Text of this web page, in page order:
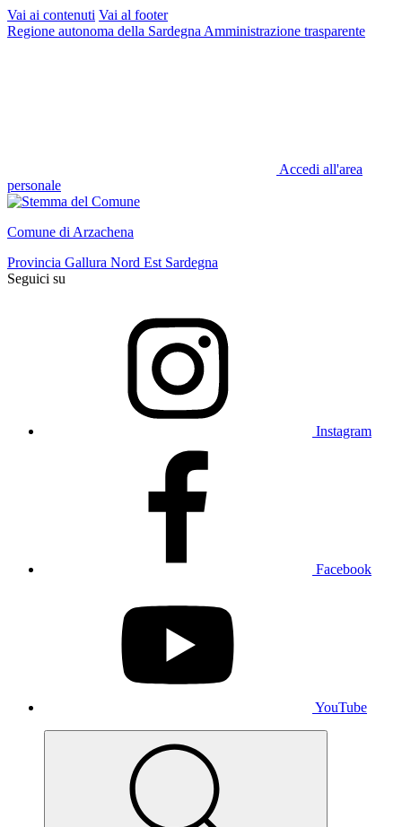
Vai ai contenuti Vai al footer
Regione autonoma della Sardegna Amministrazione trasparente
Accedi all'area
personale
Comune di Arzachena
Provincia Gallura Nord Est Sardegna
Seguici su
Instagram
Facebook
YouTube